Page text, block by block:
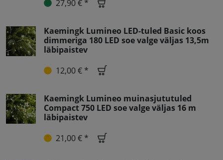
27,90 € *
Kaemingk Lumineo LED-tuled Basic koos
dimmeriga 180 LED soe valge väljas 13,5m
läbipaistev
12,00 € *
Kaemingk Lumineo muinasjututuled
Compact 750 LED soe valge väljas 16 m
läbipaistev
21,00 € *